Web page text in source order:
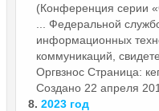
(Конференция серии
... Федеральной
информационных
коммуникаций,
Оргвзнос Страница:
Создано 22 апреля
8. 2023 год